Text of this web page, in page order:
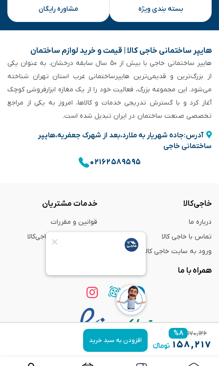
۱۷۰,۱۲۶ ۸%
۱۵۸,۲۱۷ افزودن به سبد خرید
بسته بندی ویژه مشاوره رایگان
هایپر ساختمانی خاجی‌ کالا | قیمت و خرید لوازم ساختمان
هایپر ساختمانی خاجی‌ با بیش از ۵۰ سال سابقه‌ درخشان، به عنوان یکی
از بزرگ‌ترین و قدیمی‌ترین هایپرساختمانی‌ غرب استان تهران شناخته
می‌شود. این مجموعه بزرگ، فعالیت خود را از یک مغازه ابزارفروشی کوچک
آغاز کرد و با گسترش تدریجی خدمات و کالاها، امروز به یکی از مراجع
تخصصی صنعت ساختمان در ایران تبدیل شده است.
آدرس:جاده شهریار به ملارد،بعد از شهرک جعفریه،هایپر
ساختمانی خاجی
۰۲۱۶۲۵۸۹۵۹۵
خاجی‌کالا
درباره ما
تماس با خاجی کالا
ورود به سایت خاجی‌ کالا
خدمات مشتریان
قوانین و مقررات
راهنمای خرید از خاجی‌کالا
همراه با ما